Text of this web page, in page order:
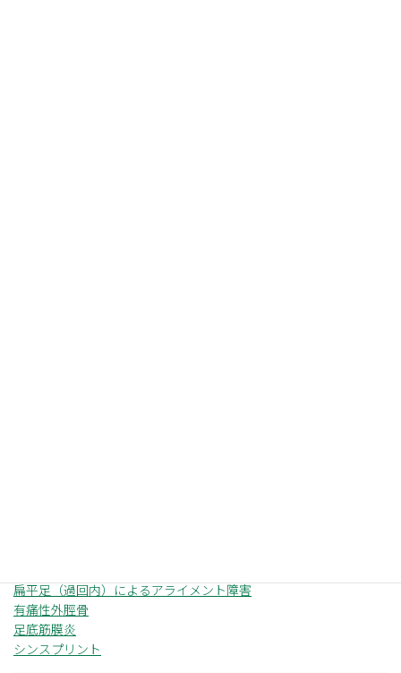
扁平足（過回内）によるアライメント障害
有痛性外脛骨
足底筋膜炎
シンスプリント